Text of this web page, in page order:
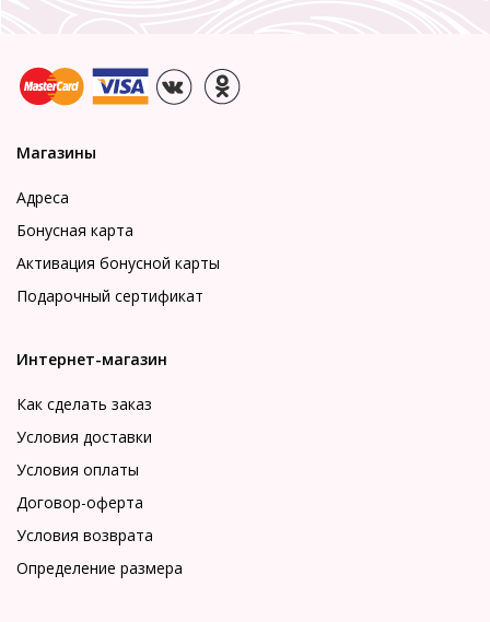
Магазины
Адреса
Бонусная карта
Активация бонусной карты
Подарочный сертификат
Интернет-магазин
Как сделать заказ
Условия доставки
Условия оплаты
Договор-оферта
Условия возврата
Определение размера